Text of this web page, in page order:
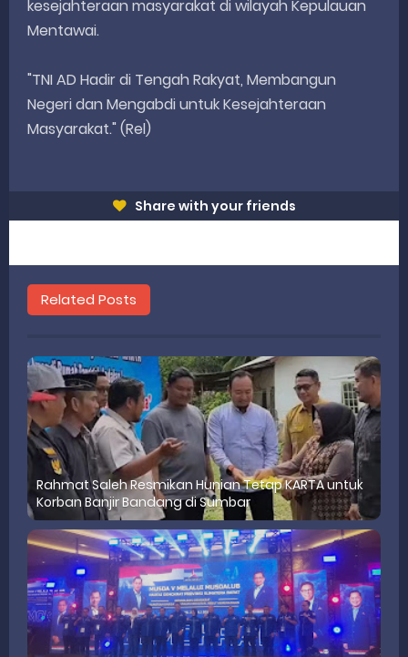
kesejahteraan masyarakat di wilayah Kepulauan
Mentawai.
"TNI AD Hadir di Tengah Rakyat, Membangun
Negeri dan Mengabdi untuk Kesejahteraan
Masyarakat." (Rel)
Share with your friends
Related Posts
Rahmat Saleh Resmikan Hunian Tetap KARTA untuk
Korban Banjir Bandang di Sumbar